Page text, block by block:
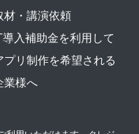
材・講演依頼
導入補助金を利用して
プリ制作を希望される
業様へ